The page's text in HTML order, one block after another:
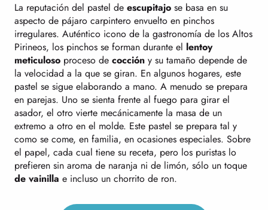
La reputación del pastel de escupitajo se basa en su
aspecto de pájaro carpintero envuelto en pinchos
irregulares. Auténtico icono de la gastronomía de los Altos
Pirineos, los pinchos se forman durante el lentoy
meticuloso proceso de cocción y su tamaño depende de
la velocidad a la que se giran. En algunos hogares, este
pastel se sigue elaborando a mano. A menudo se prepara
en parejas. Uno se sienta frente al fuego para girar el
asador, el otro vierte mecánicamente la masa de un
extremo a otro en el molde. Este pastel se prepara tal y
como se come, en familia, en ocasiones especiales. Sobre
el papel, cada cual tiene su receta, pero los puristas lo
prefieren sin aroma de naranja ni de limón, sólo un toque
de vainilla e incluso un chorrito de ron.